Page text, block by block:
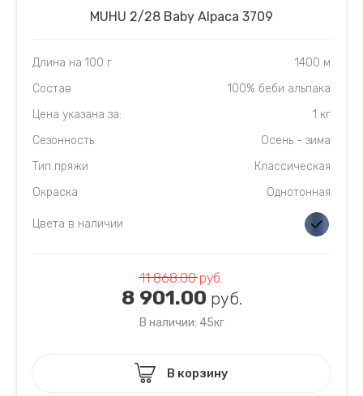
MUHU 2/28 Baby Alpaca 3709
Длина на 100 г
1400 м
Состав
100% беби альпака
Цена указана за:
1 кг
Сезонность
Осень - зима
Тип пряжи
Классическая
Окраска
Однотонная
Цвета в наличии
11 868.00руб.
8 901.00 руб.
В наличии: 45кг
В корзину